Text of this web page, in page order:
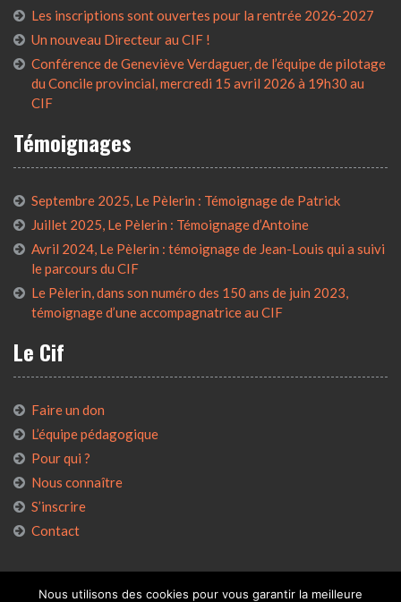
Les inscriptions sont ouvertes pour la rentrée 2026-2027
Un nouveau Directeur au CIF !
Conférence de Geneviève Verdaguer, de l’équipe de pilotage
du Concile provincial, mercredi 15 avril 2026 à 19h30 au
CIF
Témoignages
Septembre 2025, Le Pèlerin : Témoignage de Patrick
Juillet 2025, Le Pèlerin : Témoignage d’Antoine
Avril 2024, Le Pèlerin : témoignage de Jean-Louis qui a suivi
le parcours du CIF
Le Pèlerin, dans son numéro des 150 ans de juin 2023,
témoignage d’une accompagnatrice au CIF
Le Cif
Faire un don
L’équipe pédagogique
Pour qui ?
Nous connaître
S’inscrire
Contact
Nous utilisons des cookies pour vous garantir la meilleure